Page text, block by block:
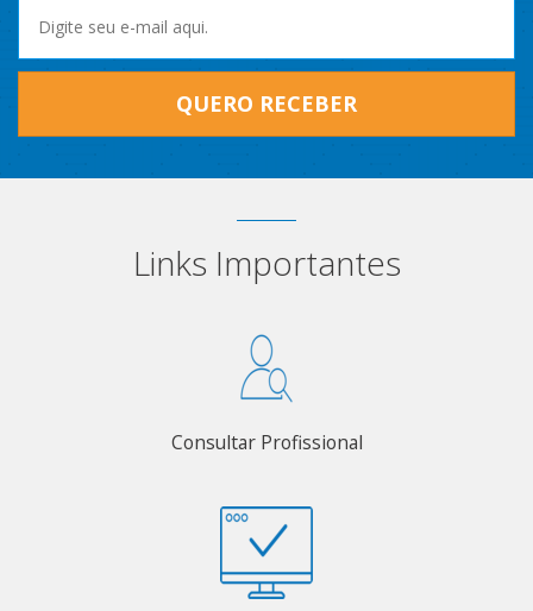
QUERO RECEBER
Links Importantes
Consultar Profissional